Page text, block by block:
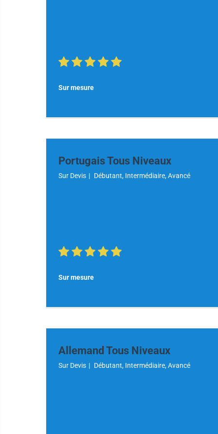
Sur mesure
Portugais Tous Niveaux
Sur Devis | Débutant, Intermédiaire, Avancé
Sur mesure
Allemand Tous Niveaux
Sur Devis | Débutant, Intermédiaire, Avancé